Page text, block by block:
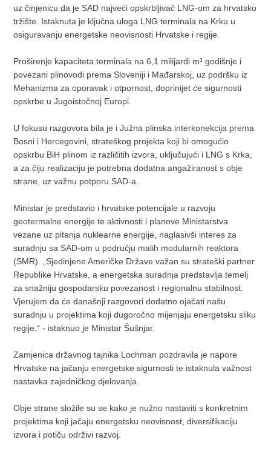
uz činjenicu da je SAD najveći opskrbljivač LNG-om za hrvatsko
tržište. Istaknuta je ključna uloga LNG terminala na Krku u
osiguravanju energetske neovisnosti Hrvatske i regije.
Proširenje kapaciteta terminala na 6,1 milijardi m³ godišnje i
povezani plinovodi prema Sloveniji i Mađarskoj, uz podršku iz
Mehanizma za oporavak i otpornost, doprinijet će sigurnosti
opskrbe u Jugoistočnoj Europi.
U fokusu razgovora bila je i Južna plinska interkonekcija prema
Bosni i Hercegovini, strateškog projekta koji bi omogućio
opskrbu BiH plinom iz različitih izvora, uključujući i LNG s Krka,
a za čiju realizaciju je potrebna dodatna angažiranost s obje
strane, uz važnu potporu SAD-a.
Ministar je predstavio i hrvatske potencijale u razvoju
geotermalne energije te aktivnosti i planove Ministarstva
vezane uz pitanja nuklearne energije, naglasivši interes za
suradnju sa SAD-om u području malih modularnih reaktora
(SMR). „Sjedinjene Američke Države važan su strateški partner
Republike Hrvatske, a energetska suradnja predstavlja temelj
za snažniju gospodarsku povezanost i regionalnu stabilnost.
Vjerujem da će današnji razgovori dodatno ojačati našu
suradnju u projektima koji dugoročno mijenjaju energetsku sliku
regije.“ - istaknuo je Ministar Šušnjar.
Zamjenica državnog tajnika Lochman pozdravila je napore
Hrvatske na jačanju energetske sigurnosti te istaknula važnost
nastavka zajedničkog djelovanja.
Obje strane složile su se kako je nužno nastaviti s konkretnim
projektima koji jačaju energetsku neovisnost, diversifikaciju
izvora i potiču održivi razvoj.